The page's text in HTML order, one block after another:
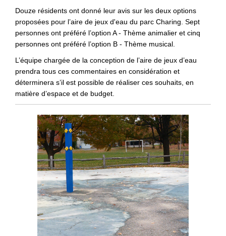
Douze résidents ont donné leur avis sur les deux options
proposées pour l’aire de jeux d'eau du parc Charing. Sept
personnes ont préféré l’option A - Thème animalier et cinq
personnes ont préféré l’option B - Thème musical.
L’équipe chargée de la conception de l’aire de jeux d’eau
prendra tous ces commentaires en considération et
déterminera s’il est possible de réaliser ces souhaits, en
matière d’espace et de budget.